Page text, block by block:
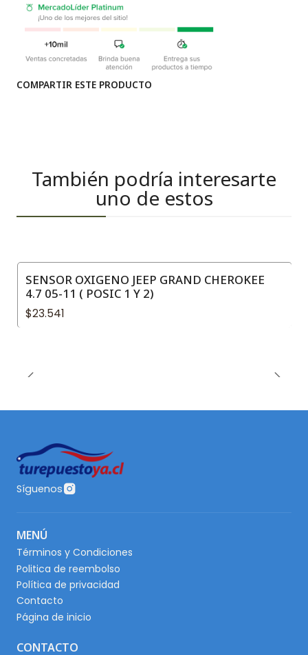
COMPARTIR ESTE PRODUCTO
También podría interesarte
uno de estos
SENSOR OXIGENO JEEP GRAND CHEROKEE
4.7 05-11 ( POSIC 1 Y 2)
$23.541
Síguenos
MENÚ
Términos y Condiciones
Politica de reembolso
Política de privacidad
Contacto
Página de inicio
CONTACTO